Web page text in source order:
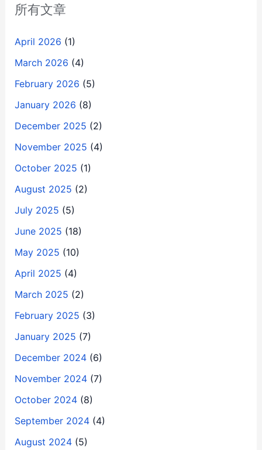
所有文章
April 2026 (1)
March 2026 (4)
February 2026 (5)
January 2026 (8)
December 2025 (2)
November 2025 (4)
October 2025 (1)
August 2025 (2)
July 2025 (5)
June 2025 (18)
May 2025 (10)
April 2025 (4)
March 2025 (2)
February 2025 (3)
January 2025 (7)
December 2024(6)
November 2024(7)
October 2024(8)
September 2024(4)
August 2024(5)